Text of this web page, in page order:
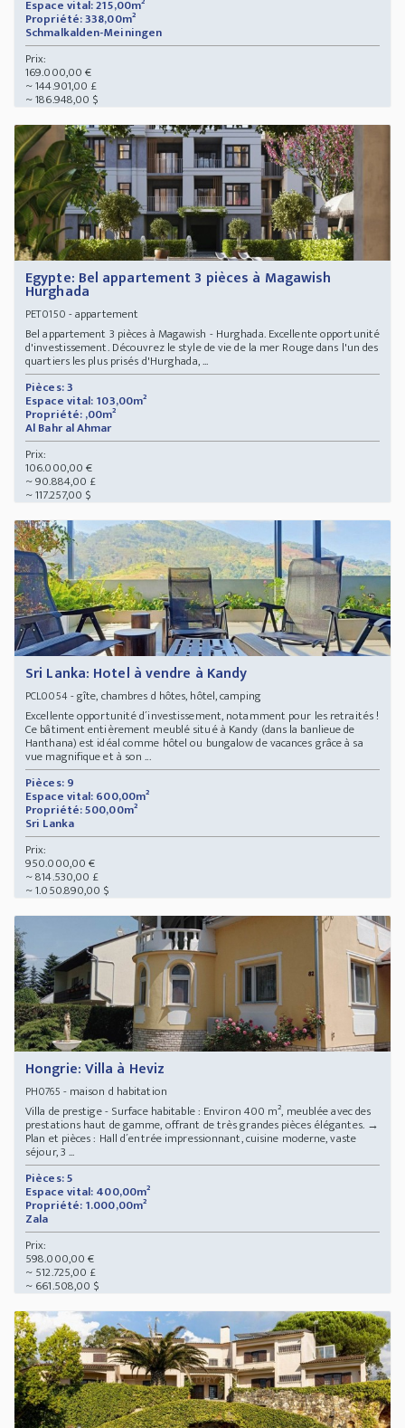
Espace vital: 215,00m²
Propriété: 338,00m²
Schmalkalden-Meiningen
Prix:
169.000,00 €
~ 144.901,00 £
~ 186.948,00 $
Egypte: Bel appartement 3 pièces à Magawish
Hurghada
PET0150 - appartement
Bel appartement 3 pièces à Magawish - Hurghada. Excellente opportunité
d'investissement. Découvrez le style de vie de la mer Rouge dans l'un des
quartiers les plus prisés d'Hurghada, ...
Pièces: 3
Espace vital: 103,00m²
Propriété: ,00m²
Al Bahr al Ahmar
Prix:
106.000,00 €
~ 90.884,00 £
~ 117.257,00 $
Sri Lanka: Hotel à vendre à Kandy
PCL0054- gîte, chambres d hôtes, hôtel, camping
Excellente opportunité d´investissement, notamment pour les retraités !
Ce bâtiment entièrement meublé situé à Kandy (dans la banlieue de
Hanthana) est idéal comme hôtel ou bungalow de vacances grâce à sa
vue magnifique et à son ...
Pièces: 9
Espace vital: 600,00m²
Propriété: 500,00m²
Sri Lanka
Prix:
950.000,00 €
~ 814.530,00 £
~ 1.050.890,00 $
Hongrie: Villa à Heviz
PH0765 - maison d habitation
Villa de prestige - Surface habitable : Environ 400 m², meublée avec des
prestations haut de gamme, offrant de très grandes pièces élégantes. →
Plan et pièces : Hall d´entrée impressionnant, cuisine moderne, vaste
séjour, 3 ...
Pièces: 5
Espace vital: 400,00m²
Propriété: 1.000,00m²
Zala
Prix:
598.000,00 €
~ 512.725,00 £
~ 661.508,00 $